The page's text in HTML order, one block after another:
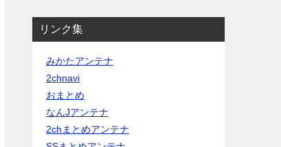
リンク集
みかたアンテナ
2chnavi
おまとめ
なんJアンテナ
2chまとめアンテナ